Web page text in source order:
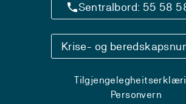
Sentralbord: 55 58
Krise- og
Personvern